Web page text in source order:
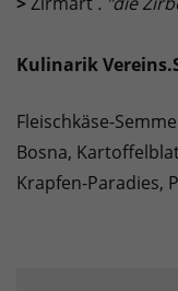
Kulinarik
Fleischkäse-
Bosna,
Krapfen-Paradies,